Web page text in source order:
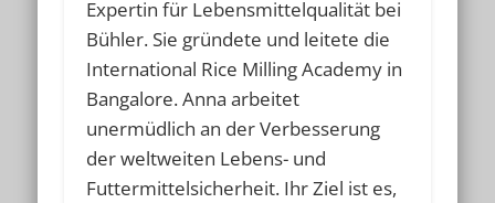
Expertin für Lebensmittelqualität bei
Bühler. Sie gründete und leitete die
International Rice Milling Academy in
Bangalore. Anna arbeitet
unermüdlich an der Verbesserung
der weltweiten Lebens- und
Futtermittelsicherheit. Ihr Ziel ist es,